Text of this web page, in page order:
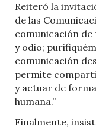
Reiteró la
de las
comunicación
y odio;
comunicación
permite
y actuar de
humana.”
Finalmente,